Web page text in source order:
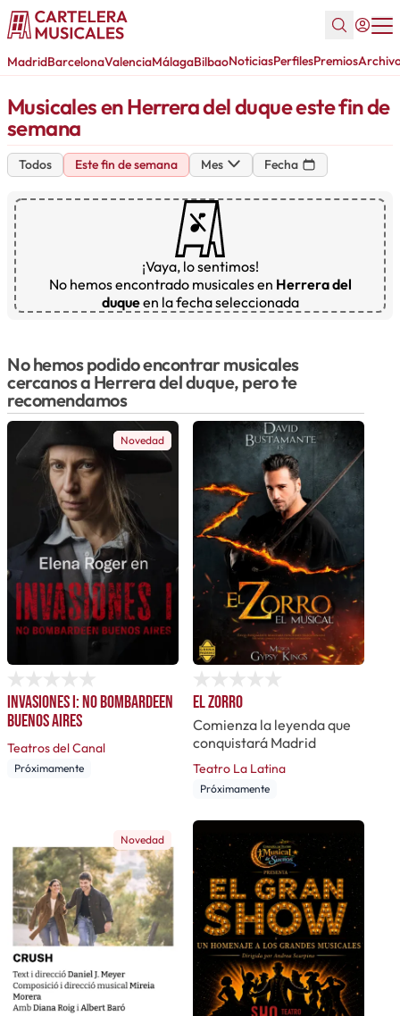
MadridBarcelonaValenciaMálagaBilbaoNoticiasPerfilesPremios
Musicales en Herrera del duque este fin de
semana
Todos Este fin de semana Mes Fecha
¡Vaya, lo sentimos!
No hemos encontrado musicales en Herrera del
duqueen la fecha seleccionada
No hemos podido encontrar musicales
cercanos a Herrera del duque, pero te
recomendamos
Novedad
Invasiones I: No bombardeen
Buenos Aires
Teatros del Canal
Próximamente
El Zorro
Comienza la leyenda que
conquistará Madrid
Teatro La Latina
Próximamente
Novedad